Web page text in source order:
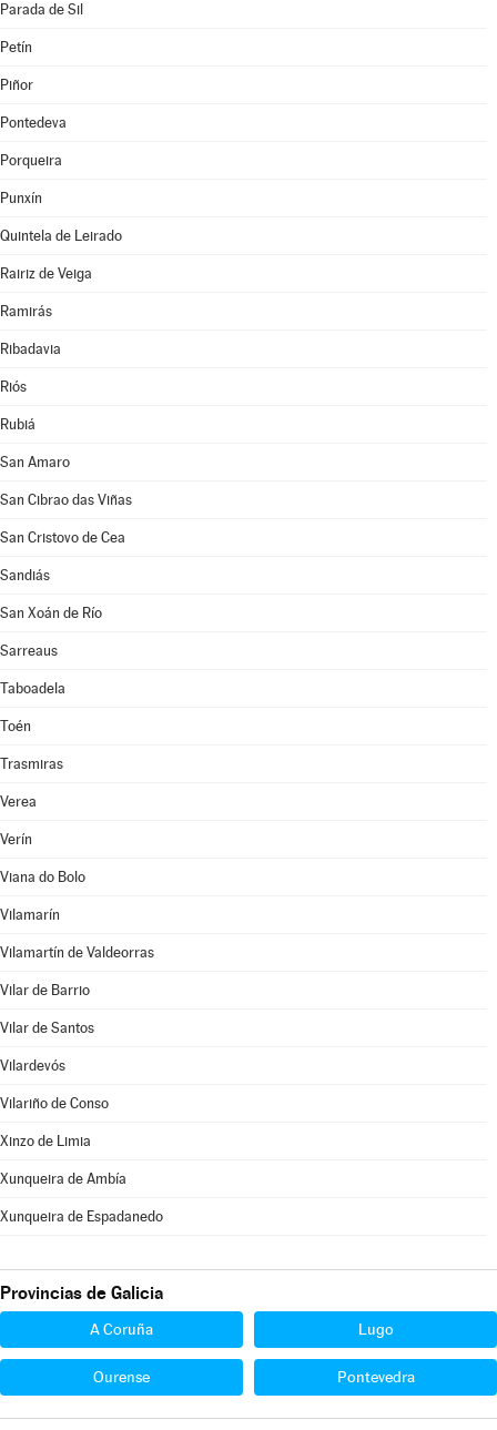
Parada de Sil
Petín
Piñor
Pontedeva
Porqueira
Punxín
Quintela de Leirado
Rairiz de Veiga
Ramirás
Ribadavia
Riós
Rubiá
San Amaro
San Cibrao das Viñas
San Cristovo de Cea
Sandiás
San Xoán de Río
Sarreaus
Taboadela
Toén
Trasmiras
Verea
Verín
Viana do Bolo
Vilamarín
Vilamartín de Valdeorras
Vilar de Barrio
Vilar de Santos
Vilardevós
Vilariño de Conso
Xinzo de Limia
Xunqueira de Ambía
Xunqueira de Espadanedo
Provincias de Galicia
A Coruña Lugo
Ourense Pontevedra